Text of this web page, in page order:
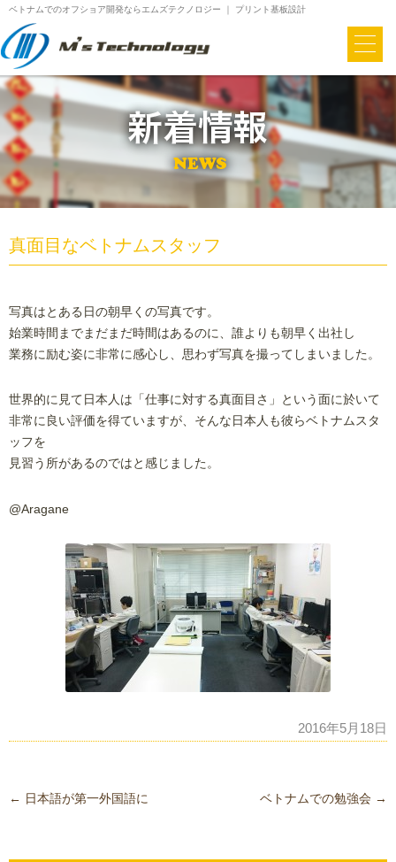
ベトナムでのオフショア開発ならエムズテクノロジー ｜ プリント基板設計
真面目なベトナムスタッフ
写真はとある日の朝早くの写真です。
始業時間までまだまだ時間はあるのに、誰よりも朝早く出社し
業務に励む姿に非常に感心し、思わず写真を撮ってしまいました。
世界的に見て日本人は「仕事に対する真面目さ」という面に於いて
非常に良い評価を得ていますが、そんな日本人も彼らベトナムスタ
ッフを
見習う所があるのではと感じました。
@Aragane
2016年5月18日
投
← 日本語が第一外国語に ベトナムでの勉強会 →